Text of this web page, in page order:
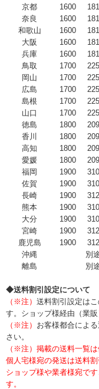
京都
1600
奈良
1600
和歌山
1600
大阪
1600
兵庫
1600
鳥取
1700
岡山
1700
広島
1700
島根
1700
山口
1700
徳島
1800
香川
1800
高知
1800
愛媛
1800
福岡
1900
佐賀
1900
長崎
1900
熊本
1900
大分
1900
宮崎
1900
鹿児島
1900
沖縄
別
離島
別
◆送料割引設定について
（※注） 送料割引設定は
す。ショップ様経由（業
（※注） お客様都合によ
さい。
（※注）掲載の送料一覧は
個人宅様宛の発送は送料割
ショップ様や業者様宛で
す。